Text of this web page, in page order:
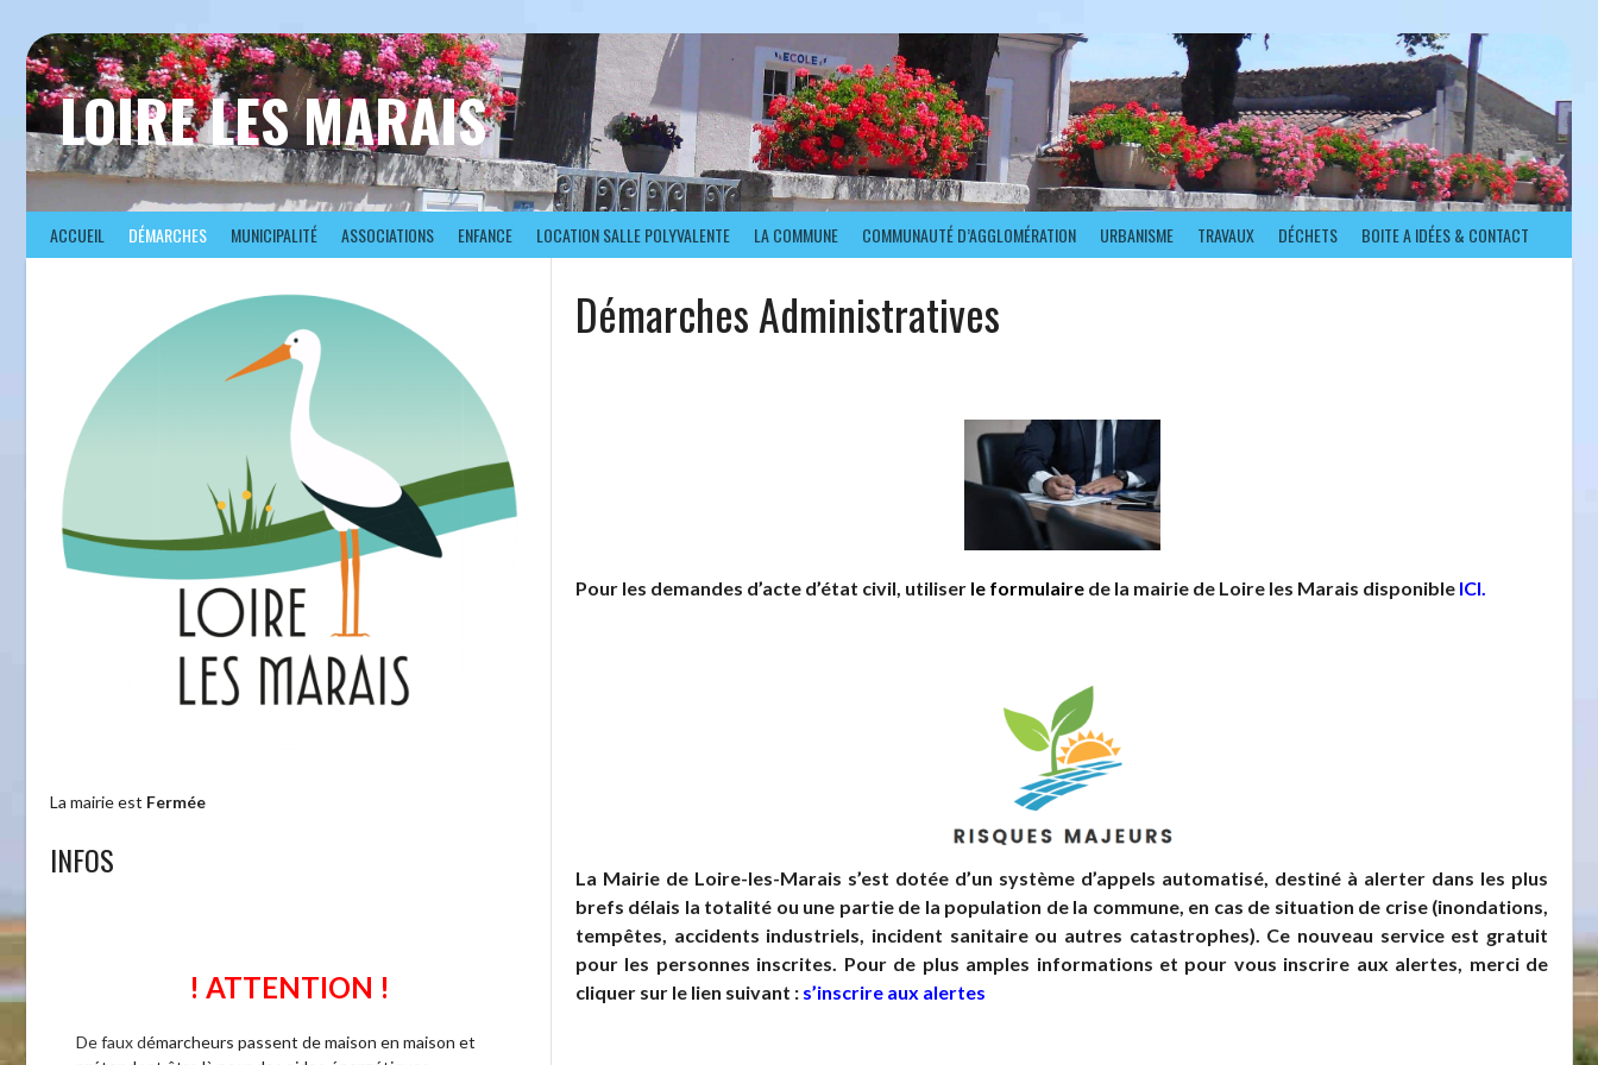
contenu
LOIRE LES MARAIS
ACCUEIL DÉMARCHES MUNICIPALITÉ ASSOCIATIONS ENFANCE LOCATION SALLE POLYVALENTE LA COMMUNE COMMUNAUTÉ D’AGGLOMÉRATION URBANISME TRAVAUX DÉCHETS BOITE A IDÉES & CONTACT
Démarches Administratives
Pour les demandes d’acte d’état civil, utiliser le formulaire de la mairie de Loire les Marais disponible ICI.
La Mairie de Loire-les-Marais s’est dotée d’un système d’appels automatisé, destiné à alerter dans les plus
brefs délais la totalité ou une partie de la population de la commune, en cas de situation de crise (inondations,
tempêtes, accidents industriels, incident sanitaire ou autres catastrophes). Ce nouveau service est gratuit
pour les personnes inscrites. Pour de plus amples informations et pour vous inscrire aux alertes, merci de
cliquer sur le lien suivant : s’inscrire aux alertes
La mairie est Fermée
INFOS
! ATTENTION !
De faux démarcheurs passent de maison en maison et